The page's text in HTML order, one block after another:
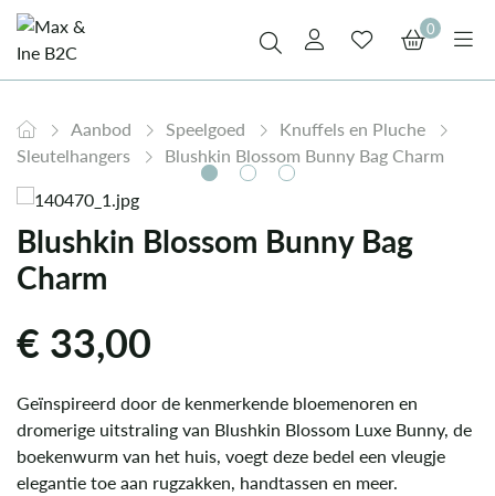
0
Aanbod Speelgoed
Knuffels en Pluche
Sleutelhangers
Blushkin Blossom Bunny Bag Charm
Blushkin Blossom Bunny Bag
Charm
€33,00
Geïnspireerd door de kenmerkende bloemenoren en
dromerige uitstraling van Blushkin Blossom Luxe Bunny, de
boekenwurm van het huis, voegt deze bedel een vleugje
elegantie toe aan rugzakken, handtassen en meer.